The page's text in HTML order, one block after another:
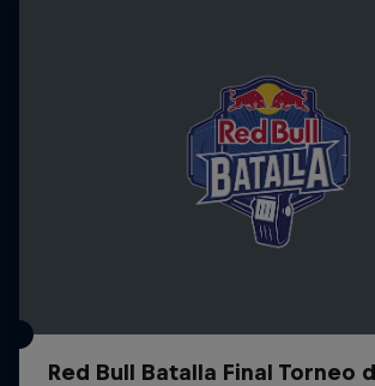
Red Bull Batalla Final Torneo